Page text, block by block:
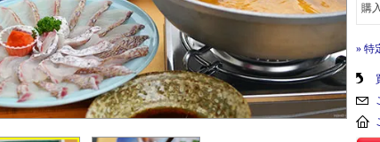
購
» 特